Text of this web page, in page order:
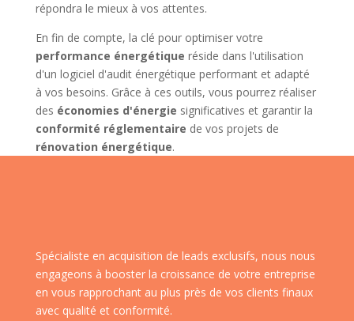
répondra le mieux à vos attentes.
En fin de compte, la clé pour optimiser votre
performance énergétique réside dans l'utilisation
d'un logiciel d'audit énergétique performant et adapté
à vos besoins. Grâce à ces outils, vous pourrez réaliser
des économies d'énergie significatives et garantir la
conformité réglementaire de vos projets de
rénovation énergétique.
Spécialiste en acquisition de leads exclusifs, nous nous
engageons à booster la croissance de votre entreprise
en vous rapprochant au plus près de vos clients finaux
avec qualité et conformité.